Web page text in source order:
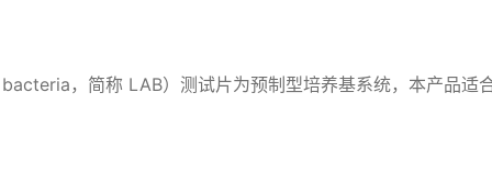
，简称 LAB）测试片为预制型培养基系统，本产品适